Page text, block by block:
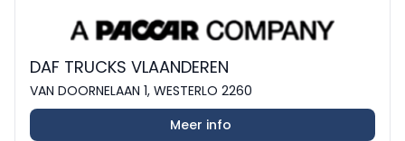
DAF TRUCKS VLAANDEREN
VAN DOORNELAAN 1, WESTERLO 2260
Meer info